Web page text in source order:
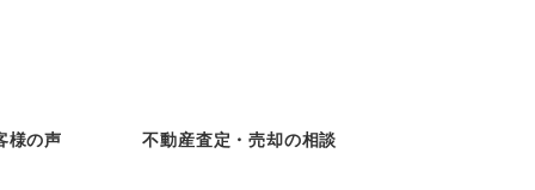
様の声 不動産査定・売却の相談